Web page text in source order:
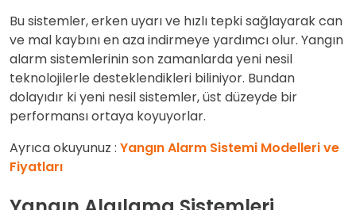
Bu sistemler, erken uyarı ve hızlı tepki sağlayarak can
ve mal kaybını en aza indirmeye yardımcı olur. Yangın
alarm sistemlerinin son zamanlarda yeni nesil
teknolojilerle desteklendikleri biliniyor. Bundan
dolayıdır ki yeni nesil sistemler, üst düzeyde bir
performansı ortaya koyuyorlar.
Ayrıca okuyunuz : Yangın Alarm Sistemi Modelleri ve
Fiyatları